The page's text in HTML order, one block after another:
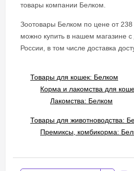
товары компании Белком.
Зоотовары Белком по цене от
можно купить в нашем магазине с
России, в том числе доставка
Товары для кошек: Белком
Корма и лакомства для
Лакомства: Белком
Товары для животноводства:
Премиксы, комбикорма: